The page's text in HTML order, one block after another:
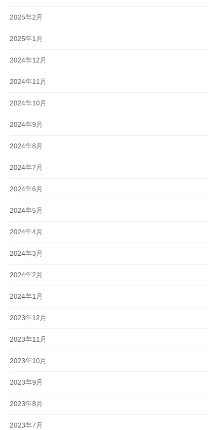
2025年2月
2025年1月
2024年12月
2024年11月
2024年10月
2024年9月
2024年8月
2024年7月
2024年6月
2024年5月
2024年4月
2024年3月
2024年2月
2024年1月
2023年12月
2023年11月
2023年10月
2023年9月
2023年8月
2023年7月